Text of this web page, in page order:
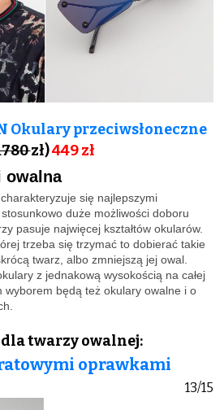
Okulary przeciwsłoneczne
zł)449 zł
owalna
się najlepszymi
duże możliwości doboru
pasuje najwięcej kształtów okularów.
trzeba się trzymać to dobierać takie
twarz, albo zmniejszą jej owal.
z jednakową wysokością na całej
wyborem będą też okulary owalne i o
twarzy owalnej:
oprawkami
13/15